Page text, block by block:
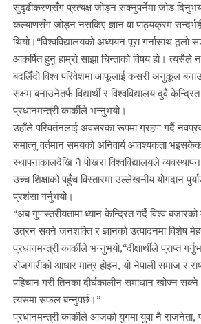
सुदृढीकरणसँग प्रत्यक्ष जोड्न सक्नुपर्नेमा जोड
कल्याणसँग जोड्न नसकिए ज्ञान वा पाठ्यक्रम
थियो।“विश्वविद्यालयको अध्ययन पूरा गर्नासाथ ठूलो
आकर्षित हुनु हाम्रो साझा चिन्ताको विषय हो। त्यसैले
बदलिँदो विश्व परिवेशमा आफूलाई कसरी अनुकूल
सक्षम बनाउनेतर्फ विद्यार्थी र विश्वविद्यालय दुवै
प्रधानमन्त्री कार्कीले भन्नुभयो।
उहाँले परिवर्तनलाई अवसरका रूपमा ग्रहण गर्दै
समात्नु वर्तमान समयको अनिवार्य आवश्यकता
स्थापनाकालदेखि नै पोखरा विश्वविद्यालयले
उच्च शिक्षाको पहुँच विस्तारमा उल्लेखनीय योगदान
प्रशंसा गर्नुभयो।
“अब गुणस्तरीयतामा ध्यान केन्द्रित गर्दै विश्व बजारको
उत्रन सक्ने जनशक्ति र ज्ञानको उत्पादनमा विशेष
प्रधानमन्त्री कार्कीले भन्नुभयो,“दीक्षार्थीले प्राप्त
रोजगारीको आधार मात्र होइन, यो नेपाली समाज र
पहिचान गरी तिनका दीर्घकालीन समाधान खोज्न सक्ने
त्यसमा सफल बन्नुपर्छ।”
प्रधानमन्त्री कार्कीले आजको युगमा युवा नै राजनेता,